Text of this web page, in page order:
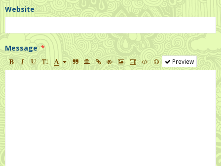
Website
Message
Preview